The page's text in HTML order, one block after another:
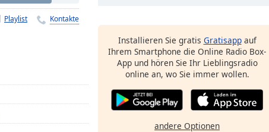
Playlist Kontakte
Installieren Sie gratis Gratisappauf
Ihrem Smartphone die Online Radio Box-
App und hören Sie Ihr Lieblingsradio
online an, wo Sie immer wollen.
andere Optionen